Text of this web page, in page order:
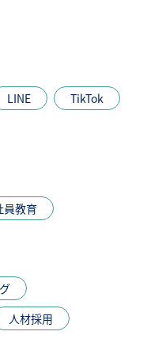
LINE
TikTok
員教育
人材採用